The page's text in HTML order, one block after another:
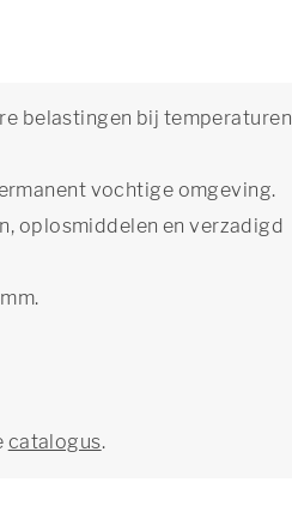
belastingen bij temperaturen
vochtige omgeving.
oplosmiddelen en verzadigd
catalogus.